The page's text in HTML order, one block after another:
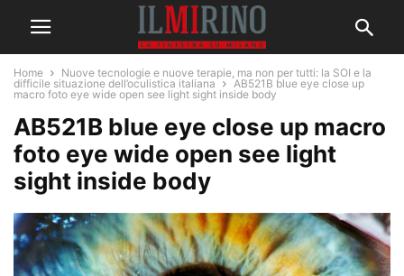
Home
Nuove tecnologie e nuove terapie, ma non per tutti: la SOI e la
difficile situazione dell’oculistica italiana
AB521B blue eye close up
macro foto eye wide open see light sight inside body
AB521B blue eye close up macro
foto eye wide open see light
sight inside body